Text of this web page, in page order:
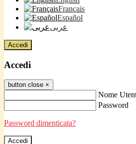
Français
Español
عربى
Accedi
Accedi
button close ×
Nome
Password
Password dimenticata?